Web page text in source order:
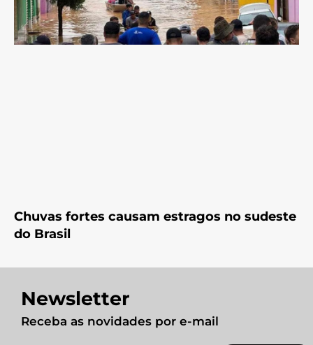
Chuvas fortes causam estragos no sudeste
do Brasil
Newsletter
Receba as novidades por e-mail